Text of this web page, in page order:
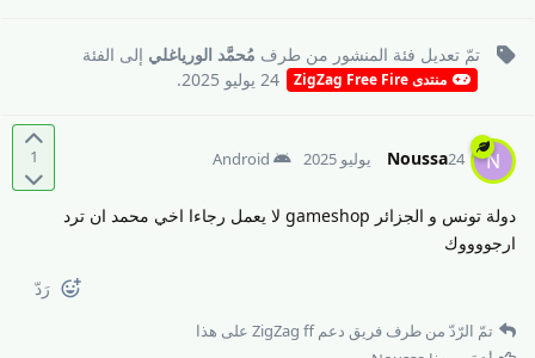
تمّ تعديل فئة المنشور من طرف مُحمَّد الورياغلي إلى الفئة
منتدى ZigZag Free Fire 24 يوليو 2025 .
1 N
Noussa24 يوليو 2025 Android
دولة تونس و الجزائر gameshop لا يعمل رجاءا اخي محمد ان ترد
ارجووووك
رَدّ
تمّ الرّدّ من طرف فريق دعم ZigZag ff
على هذا